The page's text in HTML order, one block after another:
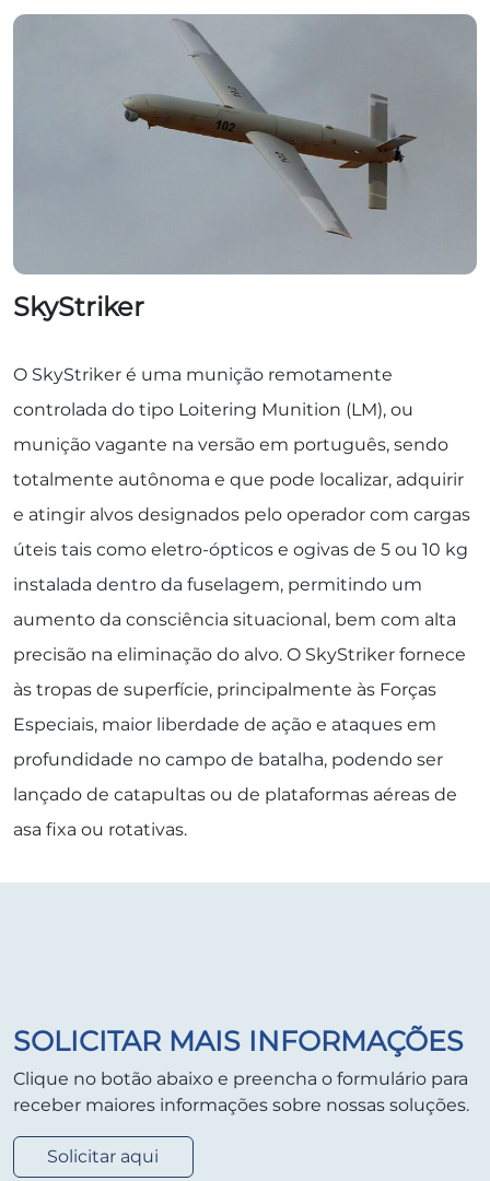
SkyStriker
O SkyStriker é uma munição remotamente
controlada do tipo Loitering Munition (LM), ou
munição vagante na versão em português, sendo
totalmente autônoma e que pode localizar, adquirir
e atingir alvos designados pelo operador com cargas
úteis tais como eletro-ópticos e ogivas de 5 ou 10 kg
instalada dentro da fuselagem, permitindo um
aumento da consciência situacional, bem com alta
precisão na eliminação do alvo. O SkyStriker fornece
às tropas de superfície, principalmente às Forças
Especiais, maior liberdade de ação e ataques em
profundidade no campo de batalha, podendo ser
lançado de catapultas ou de plataformas aéreas de
asa fixa ou rotativas.
SOLICITAR MAIS INFORMAÇÕES
Clique no botão abaixo e preencha o formulário para
receber maiores informações sobre nossas soluções.
Solicitar aqui